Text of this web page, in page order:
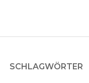
SCHLAGWÖRTER